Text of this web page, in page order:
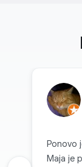
Ponovo
Maja je